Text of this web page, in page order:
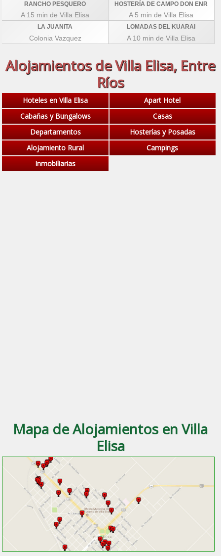
RANCHO PESQUERO
A 15 min de Villa Elisa
HOSTERÍA DE CAMPO DON ENR
A 5 min de Villa Elisa
LA JUANITA
Colonia Vazquez
LOMADAS DEL KUARAI
A 10 min de Villa Elisa
Alojamientos de Villa Elisa, Entre
Ríos
Hoteles en Villa Elisa
Apart Hotel
Cabañas y Bungalows
Casas
Departamentos
Hosterías y Posadas
Alojamiento Rural
Campings
Inmobiliarias
Mapa de Alojamientos en Villa
Elisa